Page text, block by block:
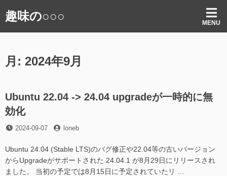
ン
ッ
趣味の○○○ MENU
月: 2024年9月
Ubuntu 22.04 -> 24.04 upgradeが一時的に無
効化
投
日
2024-09-07
投
者
loneb
Ubuntu 24.04 (Stable LTS)のバグ修正や22.04等の古いバージョン
からUpgradeがサポートされた 24.04.1 が8月29日にリリースされ
ました。 当初の予定では8月15日に予定されていたリ …